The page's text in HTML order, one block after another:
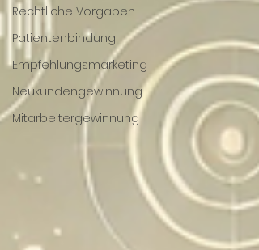
Rechtliche Vorgaben
Patientenbindung
Empfehlungsmarketing
Neukundengewinnung
Mitarbeitergewinnung